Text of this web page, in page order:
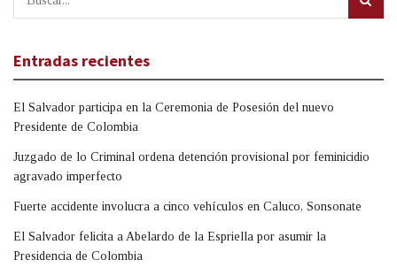
Entradas recientes
El Salvador participa en la Ceremonia de Posesión del nuevo
Presidente de Colombia
Juzgado de lo Criminal ordena detención provisional por feminicidio
agravado imperfecto
Fuerte accidente involucra a cinco vehículos en Caluco, Sonsonate
El Salvador felicita a Abelardo de la Espriella por asumir la
Presidencia de Colombia